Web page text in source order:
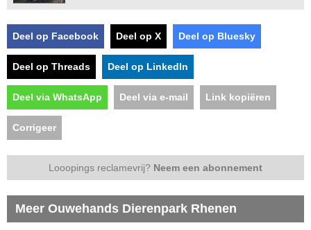
Deel op Facebook Deel op X Deel op Bluesky
Deel op Threads Deel op LinkedIn
Deel via WhatsApp Deel via e-mail Link kopiëren
Corrigeer
Looopings reclamevrij? Neem een abonnement
Meer Ouwehands Dierenpark Rhenen